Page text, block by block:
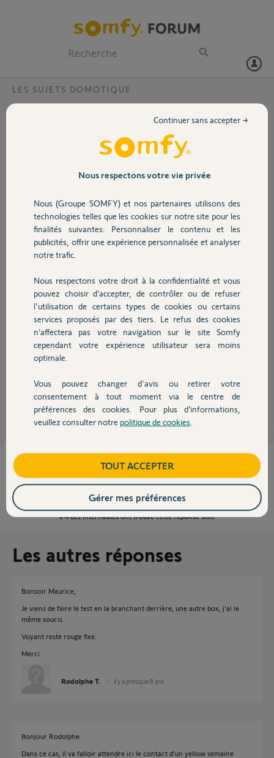
Volet
Sécurité
Domotique
Chauffage
Autres produits
Devis avec un pro
Contact
LES SUJETS DOMOTIQUE
Perde de connexion Box Connexon
J'ai un soucis avec ma box connexoon (0804-2593-4853), celle-ci ne
Rodolphe T.
il y a presque 8 ans
Participer au fil de discussion
Bonjour Rodolphe
Auriez-vous la possibilité de la connecter chez un voisin ou ami, afin
d'éliminer un éventuel problème sur votre installation ?
Anonyme il y a presque 8 ans
Cette réponse vous a-t-elle aidé ?
NON OUI
0%des internautes ont trouvé cette réponse utile
Les autres réponses
Bonsoir Maurice,
Je viens de faire le test en la branchant derrière, une autre box, j'ai le
même soucis.
Voyant reste rouge fixe.
Merci
Rodolphe T. il y a presque 8 ans
Bonjour Rodolphe
Dans ce cas, il va falloir attendre ici le contact d'un yellow semaine
Nous respectons votre vie privée
Nous (Groupe SOMFY) et nos partenaires utilisons des
technologies telles que les cookies sur notre site pour les
finalités suivantes: Personnaliser le contenu et les
publicités, offrir une expérience personnalisée et analyser
notre trafic.
Nous respectons votre droit à la confidentialité et vous
pouvez choisir d’accepter, de contrôler ou de refuser
l'utilisation de certains types de cookies ou certains
services proposés par des tiers. Le refus des cookies
n’affectera pas votre navigation sur le site Somfy
cependant votre expérience utilisateur sera moins
optimale.
Vous pouvez changer d'avis ou retirer votre
consentement à tout moment via le centre de
préférences des cookies. Pour plus d’informations,
veuillez consulter notre politique de cookies
Continuer sans accepter →
TOUT ACCEPTER
Gérer mes préférences